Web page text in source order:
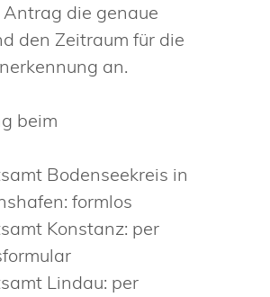
Antrag die genaue
den Zeitraum für die
an.
beim
Bodenseekreis in
formlos
Konstanz: per
Lindau: per